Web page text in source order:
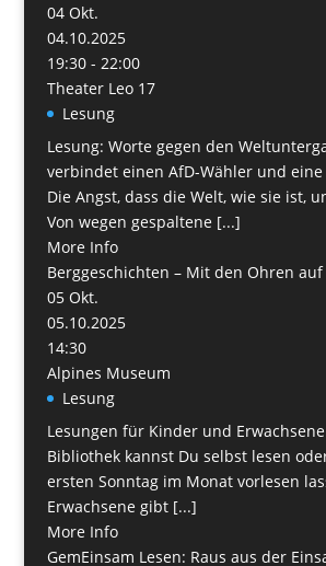
04 Okt.
04.10.2025
19:30 - 22:00
Theater Leo 17
Lesung
Lesung: Worte gegen den
verbindet einen AfD-Wähler und
Die Angst, dass die Welt, wie sie ist,
Von wegen gespaltene [...]
More Info
Berggeschichten – Mit den Ohren
05 Okt.
05.10.2025
14:30
Alpines Museum
Lesung
Lesungen für Kinder und
Bibliothek kannst Du selbst lesen
ersten Sonntag im Monat vorlesen
Erwachsene gibt [...]
More Info
GemEinsam Lesen: Raus aus der